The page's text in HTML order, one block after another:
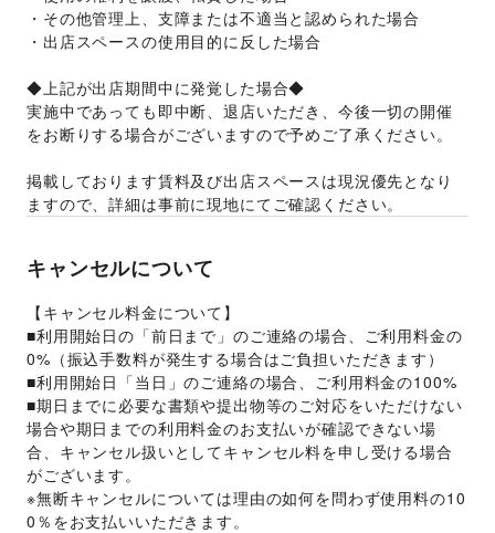
・その他管理上、支障または不適当と認められた場合
・出店スペースの使用目的に反した場合
◆上記が出店期間中に発覚した場合◆
実施中であっても即中断、退店いただき、今後一切の開催
をお断りする場合がございますので予めご了承ください。
掲載しております賃料及び出店スペースは現況優先となり
ますので、詳細は事前に現地にてご確認ください。
キャンセルについて
【キャンセル料金について】
■利用開始日の「前日まで」のご連絡の場合、ご利用料金の
0%（振込手数料が発生する場合はご負担いただきます）
■利用開始日「当日」のご連絡の場合、ご利用料金の100%
■期日までに必要な書類や提出物等のご対応をいただけない
場合や期日までの利用料金のお支払いが確認できない場
合、キャンセル扱いとしてキャンセル料を申し受ける場合
がございます。
※無断キャンセルについては理由の如何を問わず使用料の10
0％をお支払いいただきます。